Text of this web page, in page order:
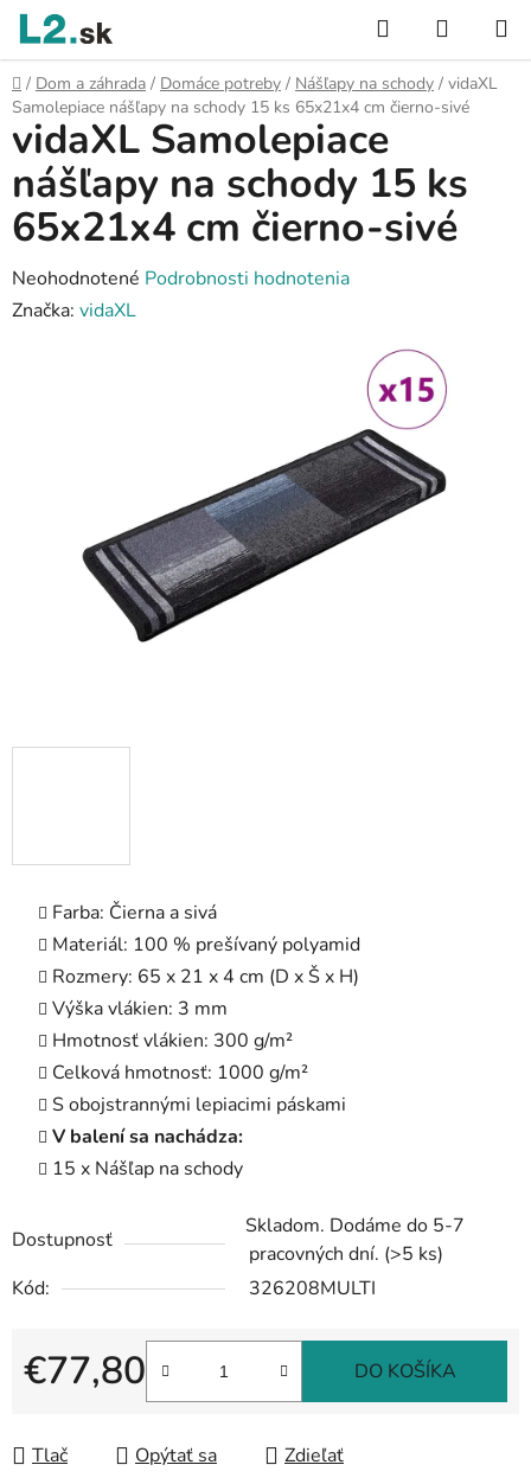
Prejsť
obsah
Hľadať
KOŠÍK
Domov
/ Dom a záhrada / Domáce potreby / Nášľapy na schody / vidaXL
Samolepiace nášľapy na schody 15 ks 65x21x4 cm čierno-sivé
Farba: Čierna a sivá
Materiál: 100 % prešívaný polyamid
Rozmery: 65 x 21 x 4 cm (D x Š x H)
Výška vlákien: 3 mm
Hmotnosť vlákien: 300 g/m²
Celková hmotnosť: 1000 g/m²
S obojstrannými lepiacimi páskami
V balení sa nachádza:
15 x Nášľap na schody
Dostupnosť
Skladom. Dodáme do 5-7
pracovných dní. (>5 ks)
Kód:
326208MULTI
€77,80
Jednotková cena:
DO KOŠÍKA
Tlač Opýtať sa Zdieľať
vidaXL Samolepiace
nášľapy na schody 15 ks
65x21x4 cm čierno-sivé
Priemerné
hodnotenie
Neohodnotené Podrobnosti hodnotenia
Značka: vidaXL